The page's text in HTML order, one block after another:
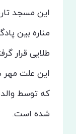
این مسجد
مناره بین
طلایی قرار
این علت مهر
که توسط
شده است.